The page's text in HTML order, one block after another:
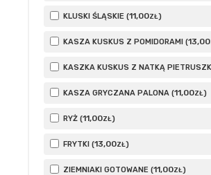
KLUSKI ŚLĄSKIE (11,00ZŁ)
KASZA KUSKUS Z POMIDORAMI (13,00
KASZKA KUSKUS Z NATKĄ
KASZA GRYCZANA PALONA (11,00ZŁ)
RYŻ (11,00ZŁ)
FRYTKI (13,00ZŁ)
ZIEMNIAKI GOTOWANE (11,00ZŁ)